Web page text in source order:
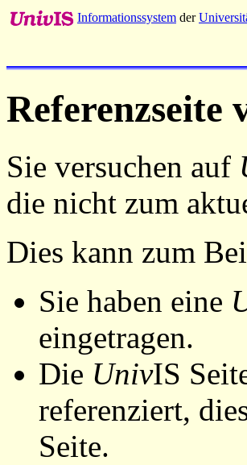
Informationssystem der
Referenzseite
Sie versuchen auf
die nicht zum
Dies kann zum
Sie haben eine
eingetragen.
Die UnivIS
referenziert,
Seite.